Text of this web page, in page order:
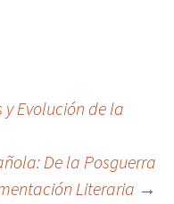
Evolución de la
De la Posguerra
Literaria →